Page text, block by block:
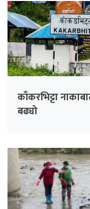
काँकरभिट्टा
बढ्यो